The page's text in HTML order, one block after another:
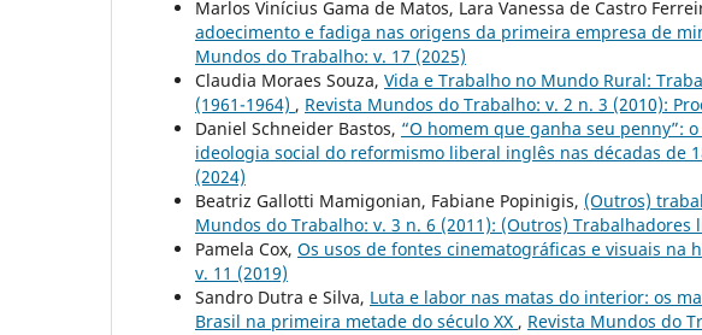
Marlos Vinícius Gama de Matos, Lara Vanessa de Castro
adoecimento e fadiga nas origens da primeira empresa de
Mundos do Trabalho: v. 17 (2025)
Claudia Moraes Souza, Vida e Trabalho no Mundo Rural:
(1961-1964) , Revista Mundos do Trabalho: v. 2 n. 3 (2010):
Daniel Schneider Bastos, “O homem que ganha seu penny”:
ideologia social do reformismo liberal inglês nas décadas de
(2024)
Beatriz Gallotti Mamigonian, Fabiane Popinigis, (Outros)
Mundos do Trabalho: v. 3 n. 6 (2011): (Outros)
Pamela Cox, Os usos de fontes cinematográficas e visuais na
v. 11 (2019)
Sandro Dutra e Silva, Luta e labor nas matas do interior: os
Brasil na primeira metade do século XX , Revista Mundos do